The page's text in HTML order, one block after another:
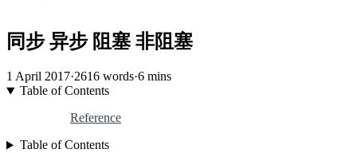
同步 异步 阻塞 非阻塞
1 April 2017·2616 words·6 mins
Table of Contents
Reference
Table of Contents